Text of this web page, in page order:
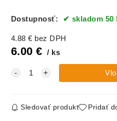
Dostupnosť: skladom 50
4.88 € bez DPH
6.00 € ks
Sledovať produkt Pridať